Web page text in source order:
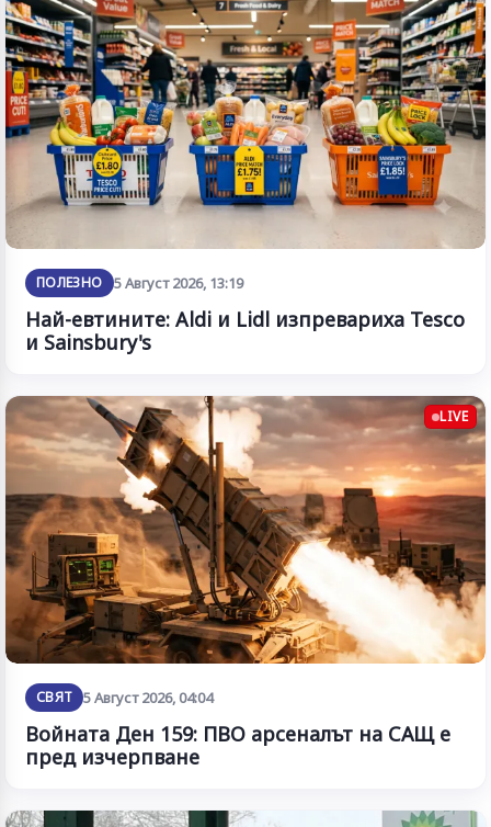
ПОЛЕЗНО 5 Август 2026, 13:19
Най-евтините: Aldi и Lidl изпревариха Tesco
и Sainsbury's
LIVE
СВЯТ 5 Август 2026, 04:04
Войната Ден 159: ПВО арсеналът на САЩ е
пред изчерпване